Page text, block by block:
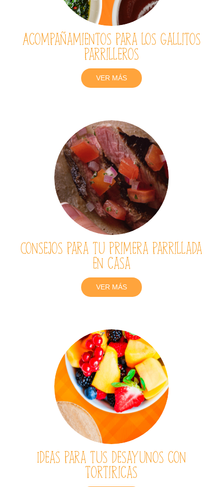
Acompañamientos para los gallitos
parrilleros
VER MÁS
Consejos para tu primera parrillada
en casa
VER MÁS
Ideas para tus desayunos con
TortiRicas